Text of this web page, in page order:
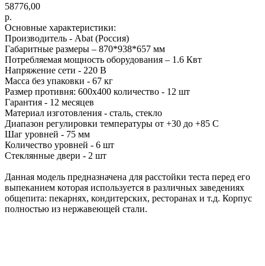
58776,00
р.
Основные характеристики:
Производитель - Abat (Россия)
Габаритные размеры – 870*938*657 мм
Потребляемая мощность оборудования – 1.6 Квт
Напряжение сети - 220 В
Масса без упаковки - 67 кг
Размер противня: 600х400 количество - 12 шт
Гарантия - 12 месяцев
Материал изготовления - сталь, стекло
Диапазон регулировки температуры от +30 до +85 С
Шаг уровней - 75 мм
Количество уровней - 6 шт
Стеклянные двери - 2 шт
Данная модель предназначена для расстойки теста перед его
выпеканием которая используется в различных заведениях
общепита: пекарнях, кондитерских, ресторанах и т.д. Корпус
полностью из нержавеющей стали.